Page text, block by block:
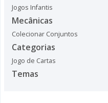
Jogos Infantis
Mecânicas
Colecionar Conjuntos
Categorias
Jogo de Cartas
Temas